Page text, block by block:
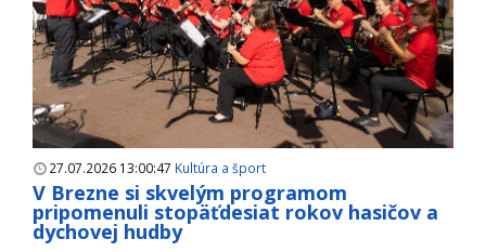
27.07.2026 13:00:47 Kultúra a šport
V Brezne si skvelým programom
pripomenuli stopäťdesiat rokov hasičov a
dychovej hudby